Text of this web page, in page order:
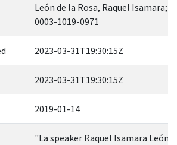
León de la Rosa, Raquel Isamara;
0003-1019-0971
2023-03-31T19:30:15Z
2023-03-31T19:30:15Z
2019-01-14
"La speaker Raquel Isamara León